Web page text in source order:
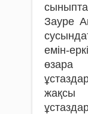
Зауре
емін-
жақсы